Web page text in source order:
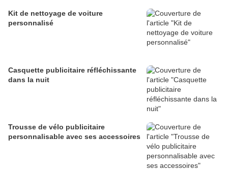
Kit de nettoyage de voiture
personnalisé
Casquette publicitaire réfléchissante
dans la nuit
Trousse de vélo publicitaire
personnalisable avec ses accessoires